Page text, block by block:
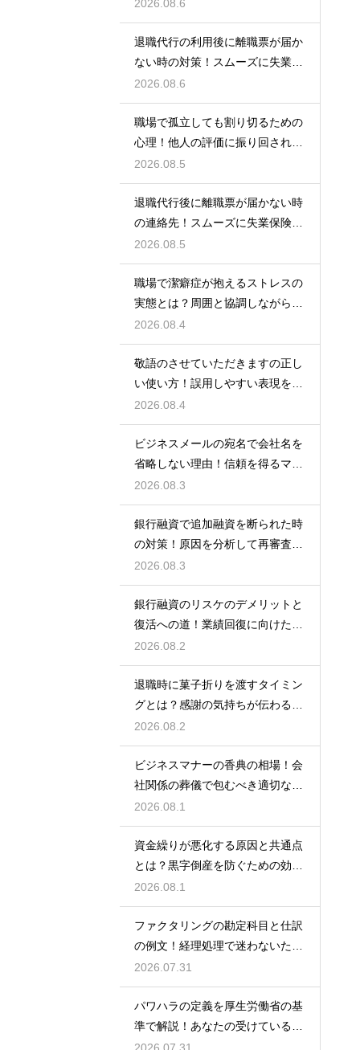
2026.08.6
退職代行の利用後に離職票が届か
ない時の対策！スムーズに失業保
険をもらう
2026.08.6
職場で孤立しても割り切るための
心理！他人の評価に振り回されな
いための術
2026.08.5
退職代行後に離職票が届かない時
の連絡先！スムーズに失業保険を
もらう術
2026.08.5
職場で潔癖症が抱えるストレスの
実態とは？周囲と協調しながら快
適に働く術
2026.08.4
敬語のさせていただきますの正し
い使い方！誤用しやすい表現を理
解する術
2026.08.4
ビジネスメールの宛名で会社名を
省略しない理由！信頼を得るマナ
ー
2026.08.3
銀行融資で追加融資を断られた時
の対策！原因を分析して再審査を
狙う
2026.08.3
銀行融資のリスケのデメリットと
復活への道！業績回復に向けた事
業計画
2026.08.2
退職時に菓子折りを渡すタイミン
グとは？感謝の気持ちが伝わる正
しいマナー
2026.08.2
ビジネスマナーの香典の相場！会
社関係の葬儀で包むべき適切な金
額の目安
2026.08.1
資金繰りが悪化する原因と共通点
とは？黒字倒産を防ぐための効果
的な対策
2026.08.1
ファクタリングの勘定科目と仕訳
の例文！経理処理で迷わないため
の知識
2026.07.31
パワハラの定義を厚生労働省の基
準で解説！あなたの受けている行
為は該当する？